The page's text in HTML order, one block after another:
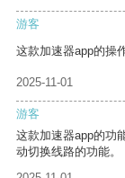
游客
这款加速器app的操
2025-11-01
游客
这款加速器app的功
动切换线路的功能。